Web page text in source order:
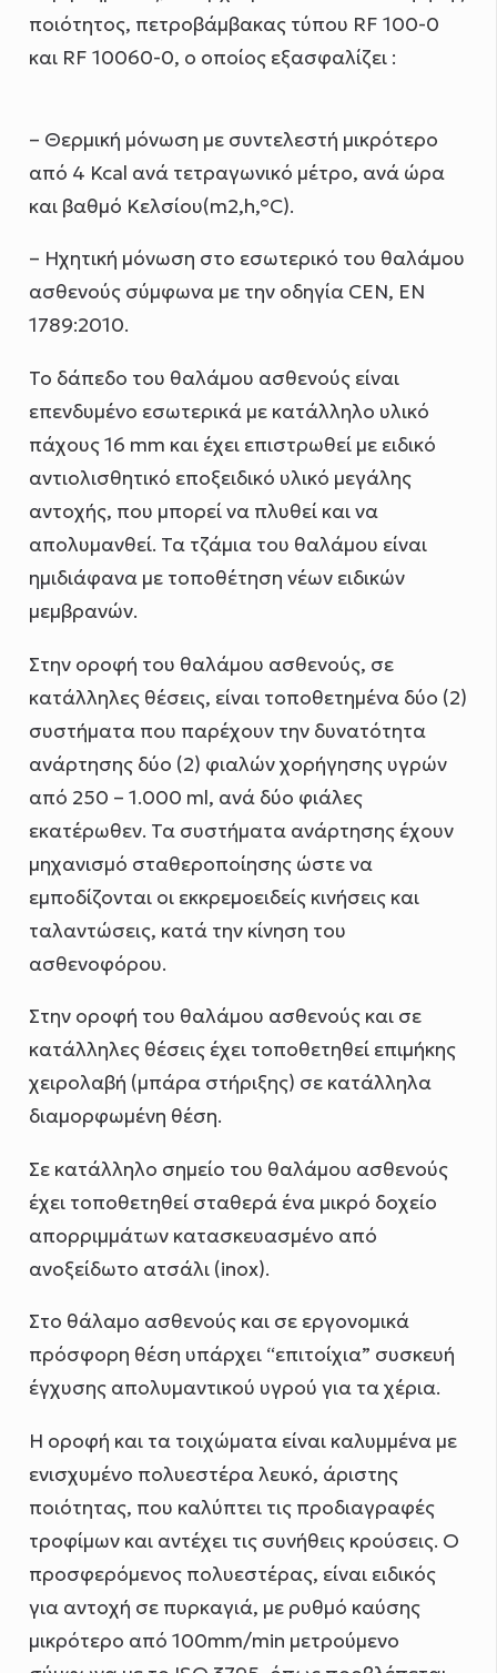
ποιότητος, πετροβάμβακας τύπου RF 100-0
και RF 10060-0, ο οποίος εξασφαλίζει :
– Θερμική μόνωση με συντελεστή μικρότερο
από 4 Kcal ανά τετραγωνικό μέτρο, ανά ώρα
και βαθμό Κελσίου(m2,h,°C).
– Ηχητική μόνωση στο εσωτερικό του θαλάμου
ασθενούς σύμφωνα με την οδηγία CEN, ΕΝ
1789:2010.
Το δάπεδο του θαλάμου ασθενούς είναι
επενδυμένο εσωτερικά με κατάλληλο υλικό
πάχους 16 mm και έχει επιστρωθεί με ειδικό
αντιολισθητικό εποξειδικό υλικό μεγάλης
αντοχής, που μπορεί να πλυθεί και να
απολυμανθεί. Τα τζάμια του θαλάμου είναι
ημιδιάφανα με τοποθέτηση νέων ειδικών
μεμβρανών.
Στην οροφή του θαλάμου ασθενούς, σε
κατάλληλες θέσεις, είναι τοποθετημένα δύο (2)
συστήματα που παρέχουν την δυνατότητα
ανάρτησης δύο (2) φιαλών χορήγησης υγρών
από 250 – 1.000 ml, ανά δύο φιάλες
εκατέρωθεν. Τα συστήματα ανάρτησης έχουν
μηχανισμό σταθεροποίησης ώστε να
εμποδίζονται οι εκκρεμοειδείς κινήσεις και
ταλαντώσεις, κατά την κίνηση του
ασθενοφόρου.
Στην οροφή του θαλάμου ασθενούς και σε
κατάλληλες θέσεις έχει τοποθετηθεί επιμήκης
χειρολαβή (μπάρα στήριξης) σε κατάλληλα
διαμορφωμένη θέση.
Σε κατάλληλο σημείο του θαλάμου ασθενούς
έχει τοποθετηθεί σταθερά ένα μικρό δοχείο
απορριμμάτων κατασκευασμένο από
ανοξείδωτο ατσάλι (inox).
Στο θάλαμο ασθενούς και σε εργονομικά
πρόσφορη θέση υπάρχει “επιτοίχια” συσκευή
έγχυσης απολυμαντικού υγρού για τα χέρια.
H οροφή και τα τοιχώματα είναι καλυμμένα με
ενισχυμένο πολυεστέρα λευκό, άριστης
ποιότητας, που καλύπτει τις προδιαγραφές
τροφίμων και αντέχει τις συνήθεις κρούσεις. Ο
προσφερόμενος πολυεστέρας, είναι ειδικός
για αντοχή σε πυρκαγιά, με ρυθμό καύσης
μικρότερο από 100mm/min μετρούμενο